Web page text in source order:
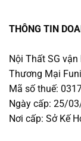
THÔNG TIN
Nội Thất SG
Thương Mại
Mã số thuế:
Ngày cấp: 25/
Nơi cấp: Sở Kế